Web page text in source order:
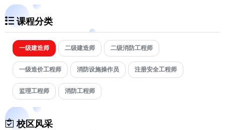
课程分类
一级建造师 二级建造师 二级消防工程师
一级造价工程师 消防设施操作员 注册安全工程师
监理工程师 消防工程师
校区风采